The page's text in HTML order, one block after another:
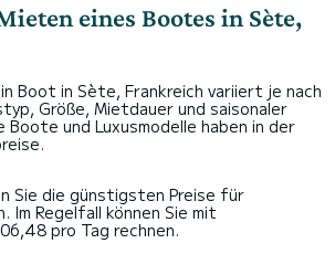
eines Bootes in Sète,
Boot in Sète, Frankreich variiert je nach
Größe, Mietdauer und saisonaler
Boote und Luxusmodelle haben in der
Sie die günstigsten Preise für
Im Regelfall können Sie mit
pro Tag rechnen.